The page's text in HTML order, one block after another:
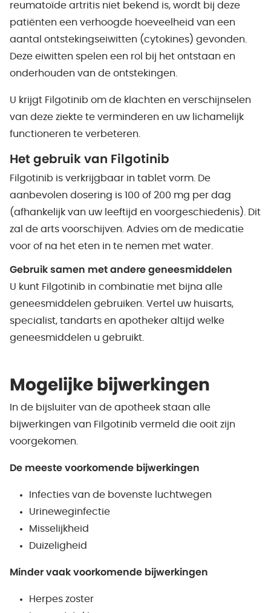
reumatoïde artritis niet bekend is, wordt bij deze
patiënten een verhoogde hoeveelheid van een
aantal ontstekingseiwitten (cytokines) gevonden.
Deze eiwitten spelen een rol bij het ontstaan en
onderhouden van de ontstekingen.
U krijgt Filgotinib om de klachten en verschijnselen
van deze ziekte te verminderen en uw lichamelijk
functioneren te verbeteren.
Het gebruik van Filgotinib
Filgotinib is verkrijgbaar in tablet vorm. De
aanbevolen dosering is 100 of 200 mg per dag
(afhankelijk van uw leeftijd en voorgeschiedenis). Dit
zal de arts voorschijven. Advies om de medicatie
voor of na het eten in te nemen met water.
Gebruik samen met andere geneesmiddelen
U kunt Filgotinib in combinatie met bijna alle
geneesmiddelen gebruiken. Vertel uw huisarts,
specialist, tandarts en apotheker altijd welke
geneesmiddelen u gebruikt.
Mogelijke bijwerkingen
In de bijsluiter van de apotheek staan alle
bijwerkingen van Filgotinib vermeld die ooit zijn
voorgekomen.
De meeste voorkomende bijwerkingen
Infecties van de bovenste luchtwegen
Urineweginfectie
Misselijkheid
Duizeligheid
Minder vaak voorkomende bijwerkingen
Herpes zoster